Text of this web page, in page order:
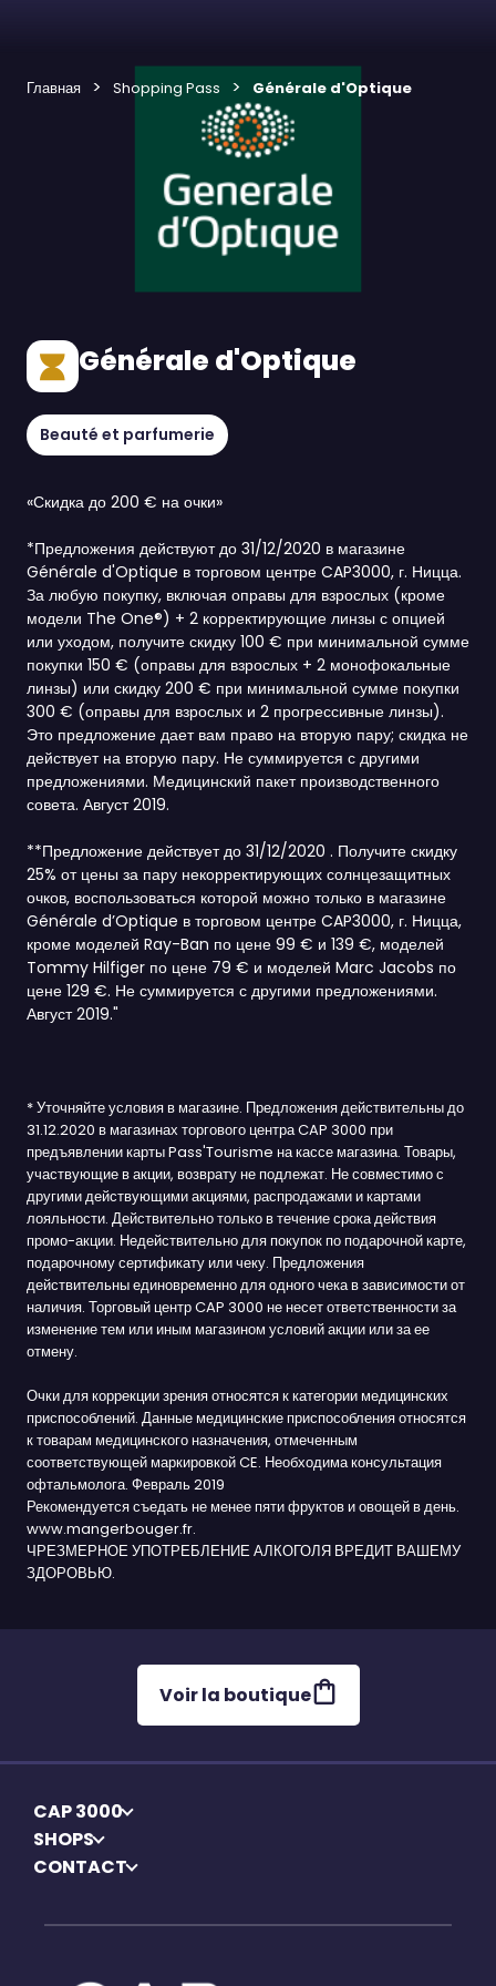
Главная Shopping Pass Générale d'Optique
Générale d'Optique
Beauté et parfumerie
«Скидка до 200 € на очки»
*Предложения действуют до 31/12/2020 в магазине
Générale d'Optique в торговом центре CAP3000, г. Ницца.
За любую покупку, включая оправы для взрослых (кроме
модели The One®) + 2 корректирующие линзы с опцией
или уходом, получите скидку 100 € при минимальной сумме
покупки 150 € (оправы для взрослых + 2 монофокальные
линзы) или скидку 200 € при минимальной сумме покупки
300 € (оправы для взрослых и 2 прогрессивные линзы).
Это предложение дает вам право на вторую пару; скидка не
действует на вторую пару. Не суммируется с другими
предложениями. Медицинский пакет производственного
совета. Август 2019.
**Предложение действует до 31/12/2020 . Получите скидку
25% от цены за пару некорректирующих солнцезащитных
очков, воспользоваться которой можно только в магазине
Générale d’Optique в торговом центре CAP3000, г. Ницца,
кроме моделей Ray-Ban по цене 99 € и 139 €, моделей
Tommy Hilfiger по цене 79 € и моделей Marc Jacobs по
цене 129 €. Не суммируется с другими предложениями.
Август 2019."
* Уточняйте условия в магазине. Предложения действительны до
31.12.2020 в магазинах торгового центра CAP 3000 при
предъявлении карты Pass'Tourisme на кассе магазина. Товары,
участвующие в акции, возврату не подлежат. Не совместимо с
другими действующими акциями, распродажами и картами
лояльности. Действительно только в течение срока действия
промо-акции. Недействительно для покупок по подарочной карте,
подарочному сертификату или чеку. Предложения
действительны единовременно для одного чека в зависимости от
наличия. Торговый центр CAP 3000 не несет ответственности за
изменение тем или иным магазином условий акции или за ее
отмену.
Очки для коррекции зрения относятся к категории медицинских
приспособлений. Данные медицинские приспособления относятся
к товарам медицинского назначения, отмеченным
соответствующей маркировкой CE. Необходима консультация
офтальмолога. Февраль 2019
Рекомендуется съедать не менее пяти фруктов и овощей в день.
www.mangerbouger.fr.
ЧРЕЗМЕРНОЕ УПОТРЕБЛЕНИЕ АЛКОГОЛЯ ВРЕДИТ ВАШЕМУ
ЗДОРОВЬЮ.
Voir la boutique
CAP 3000
SHOPS
CONTACT